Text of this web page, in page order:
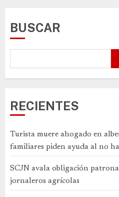
BUSCAR
RECIENTES
Turista muere ahogado en
familiares piden ayuda al no
SCJN avala obligación
jornaleros agrícolas